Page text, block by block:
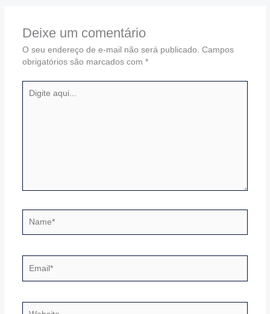
Deixe um comentário
O seu endereço de e-mail não será publicado. Campos
obrigatórios são marcados com *
aqui...